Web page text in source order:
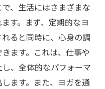
、生活にはさまざまな
す。まず、定期的なヨ
ると同時に、心身の調
ます。これは、仕事や
、全体的なパフォーマ
ます。また、ヨガを通